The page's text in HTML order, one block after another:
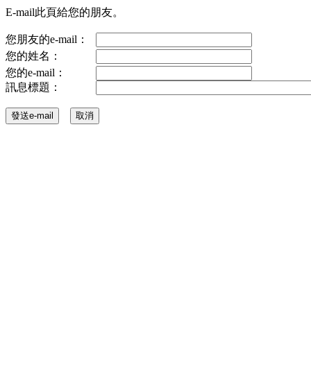
E-mail此頁給您的朋友。
您朋友的e-mail：
您的姓名：
您的e-mail：
訊息標題：